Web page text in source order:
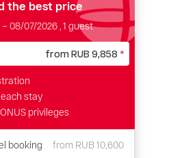
the best price
– 08/07/2026 , 1 guest
fromRUB 9,858 *
stay
privileges
booking
from RUB 10,600